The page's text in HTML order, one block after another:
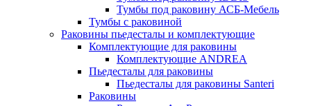
Тумбы под раковину АСБ-Мебель
Тумбы с раковиной
Раковины пьедесталы и комплектующие
Комплектующие для раковины
Комплектующие ANDREA
Пьедесталы для раковины
Пьедесталы для раковины Santeri
Раковины